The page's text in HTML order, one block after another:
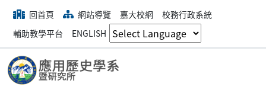
回首頁 網站導覽 嘉大校網
校務行政系統
輔助教學平台
ENGLISH